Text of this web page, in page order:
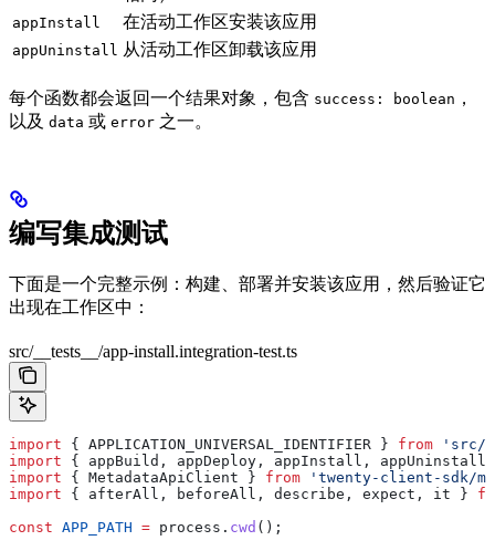
appInstall 在活动工作区安装该应用
appUninstall 从活动工作区卸载该应用
每个函数都会返回一个结果对象，包含 success: boolean ，
以及 data 或 error 之一。
编写集成测试
下面是一个完整示例：构建、部署并安装该应用，然后验证它
出现在工作区中：
src/__tests__/app-install.integration-test.ts
import { APPLICATION_UNIVERSAL_IDENTIFIER } from 'src/
import { appBuild , appDeploy , appInstall , appUninstall
import { MetadataApiClient } from 'twenty-client-sdk/
import { afterAll , beforeAll , describe , expect , it }
const APP_PATH = process . cwd ();